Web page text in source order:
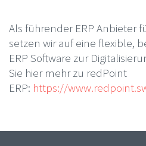
Als führender ERP Anbieter
setzen wir auf eine flexible,
ERP Software zur
Sie hier mehr zu redPoint
ERP: https://